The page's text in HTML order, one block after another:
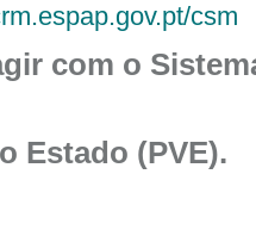
csm
com o
Estado (PVE).